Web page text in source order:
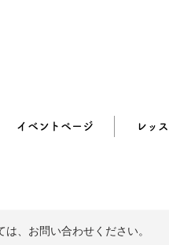
イベントページ レッ
、お問い合わせください。